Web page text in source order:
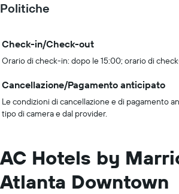
Politiche
Check-in/Check-out
Orario di check-in: dopo le 15:00; orario di
Cancellazione/Pagamento anticipato
Le condizioni di cancellazione e di pagamento
tipo di camera e dal provider.
AC Hotels by
Atlanta Downtown